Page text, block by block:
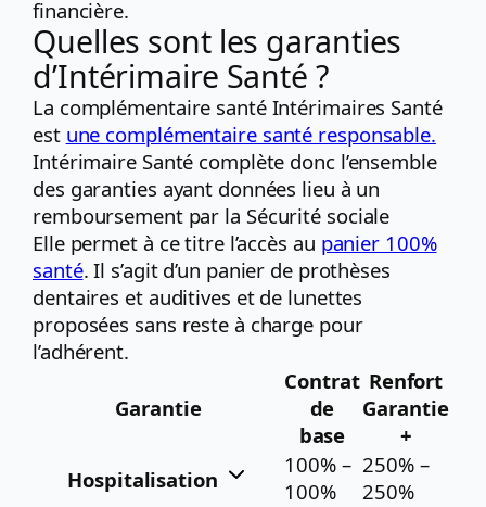
financière.
Quelles sont les garanties
d’Intérimaire Santé ?
La complémentaire santé Intérimaires Santé
est une complémentaire santé responsable.
Intérimaire Santé complète donc l’ensemble
des garanties ayant données lieu à un
remboursement par la Sécurité sociale
Elle permet à ce titre l’accès au panier 100%
santé. Il s’agit d’un panier de prothèses
dentaires et auditives et de lunettes
proposées sans reste à charge pour
l’adhérent.
Garantie
Contrat
de
base
Renfort
Garantie
+
Hospitalisation
100% –
100%
250% –
250%